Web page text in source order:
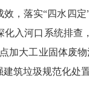
效，落实“四水四定
化入河口系统排查，
加大工业固体废
建筑垃圾规范化处